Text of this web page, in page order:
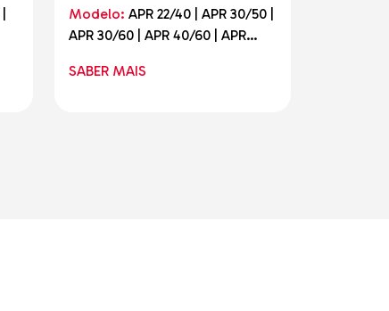
Modelo: APR 22/40 | APR 30/50 |
APR 30/60 | APR 40/60 | APR
SABER MAIS